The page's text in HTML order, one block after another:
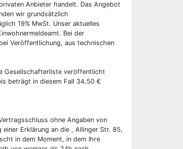
Anbieter handelt. Das Angebot
wir grundsätzlich
19% MwSt. Unser aktuelles
Bei der
Veröffentlichung, aus technischen
Gesellschafterliste veröffentlicht
beträgt in diesem Fall 34,50 €
ohne Angaben von
Erklärung an die , Allinger Str. 85,
in dem Moment, in dem Ihre